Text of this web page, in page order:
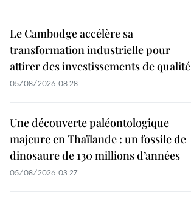
Le Cambodge accélère sa
transformation industrielle pour
attirer des investissements de qualité
05/08/2026 08:28
Une découverte paléontologique
majeure en Thaïlande : un fossile de
dinosaure de 130 millions d’années
05/08/2026 03:27